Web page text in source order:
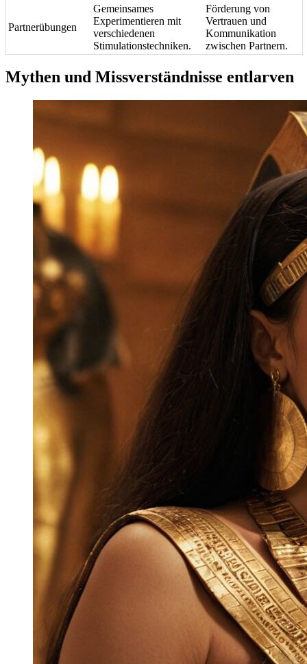
Partnerübungen
Gemeinsames
Experimentieren mit
verschiedenen
Stimulationstechniken.
Förderung von
Vertrauen und
Kommunikation
zwischen Partnern.
Mythen und Missverständnisse entlarven